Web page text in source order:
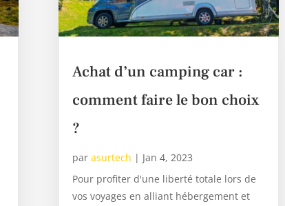
Achat d’un camping car :
comment faire le bon choix
?
par asurtech | Jan 4, 2023
Pour profiter d'une liberté totale lors de
vos voyages en alliant hébergement et